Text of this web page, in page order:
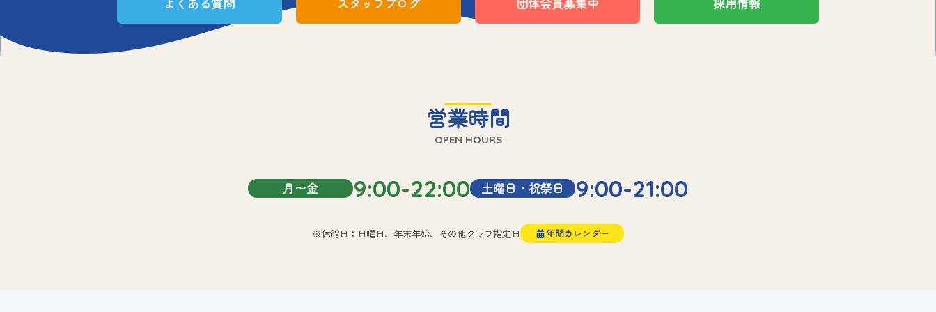
よくある質問 スタッフブログ 団体会員募集中 採用情報
営業時間
OPEN HOURS
月〜金 9:00-22:00 土曜日・祝祭日 9:00-21:00
※休館日：日曜日、年末年始、その他クラブ指定日 年間カレンダー